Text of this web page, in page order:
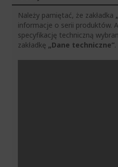
Należy pamiętać, że zakładka
informacje o serii produktów.
specyfikację techniczną
zakładkę „Dane techniczne”.